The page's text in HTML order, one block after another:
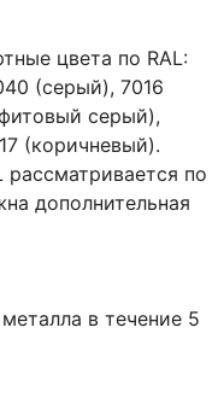
цвета по RAL:
(серый), 7016
серый),
(коричневый).
рассматривается по
дополнительная
в течение 5